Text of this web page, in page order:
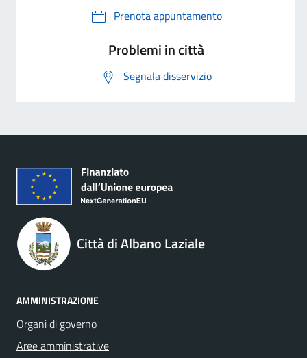
Prenota appuntamento
Problemi in città
Segnala disservizio
Città di Albano Laziale
AMMINISTRAZIONE
Organi di governo
Aree amministrative